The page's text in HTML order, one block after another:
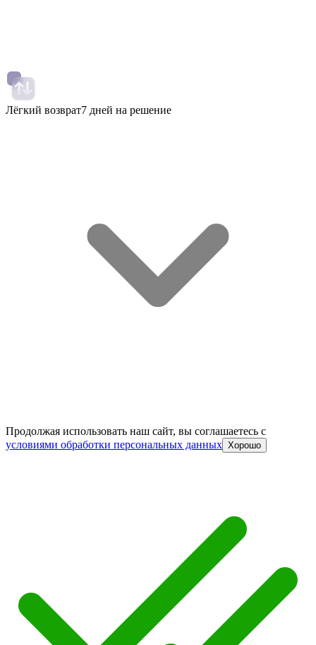
Лёгкий возврат7 дней на решение
Продолжая использовать наш сайт, вы соглашаетесь c
условиями обработки персональных данных Хорошо